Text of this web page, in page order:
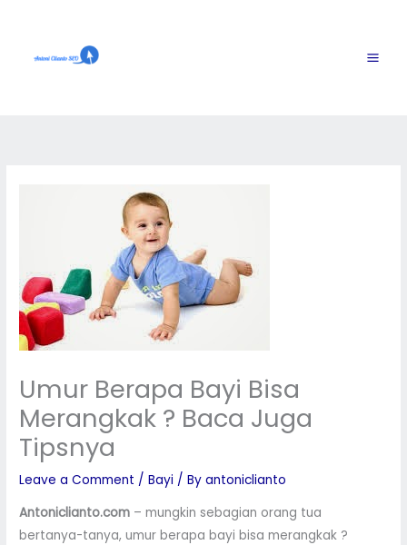
content
Umur Berapa Bayi Bisa
Merangkak ? Baca Juga
Tipsnya
Leave a Comment /Bayi / Byantoniclianto
Antoniclianto.com – mungkin sebagian orang tua
bertanya-tanya, umur berapa bayi bisa merangkak ?